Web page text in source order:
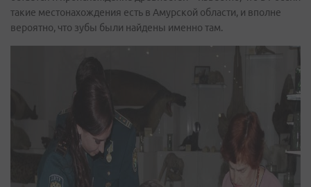
такие местонахождения есть в Амурской области, и вполне
вероятно, что зубы были найдены именно там.